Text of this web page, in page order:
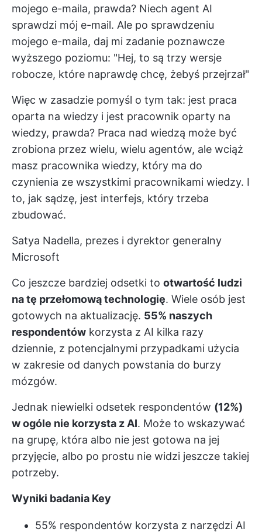
mojego e-maila, prawda? Niech agent AI
sprawdzi mój e-mail. Ale po sprawdzeniu
mojego e-maila, daj mi zadanie poznawcze
wyższego poziomu: "Hej, to są trzy wersje
robocze, które naprawdę chcę, żebyś przejrzał"
Więc w zasadzie pomyśl o tym tak: jest praca
oparta na wiedzy i jest pracownik oparty na
wiedzy, prawda? Praca nad wiedzą może być
zrobiona przez wielu, wielu agentów, ale wciąż
masz pracownika wiedzy, który ma do
czynienia ze wszystkimi pracownikami wiedzy. I
to, jak sądzę, jest interfejs, który trzeba
zbudować.
Satya Nadella, prezes i dyrektor generalny
Microsoft
Co jeszcze bardziej odsetki to otwartość ludzi
na tę przełomową technologię. Wiele osób jest
gotowych na aktualizację. 55% naszych
respondentów korzysta z AI kilka razy
dziennie, z potencjalnymi przypadkami użycia
w zakresie od danych powstania do burzy
mózgów.
Jednak niewielki odsetek respondentów (12%)
w ogóle nie korzysta z AI. Może to wskazywać
na grupę, która albo nie jest gotowa na jej
przyjęcie, albo po prostu nie widzi jeszcze takiej
potrzeby.
Wyniki badania Key
55% respondentów korzysta z narzędzi AI